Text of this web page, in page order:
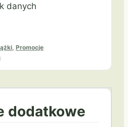
danych
, Promocje
dodatkowe